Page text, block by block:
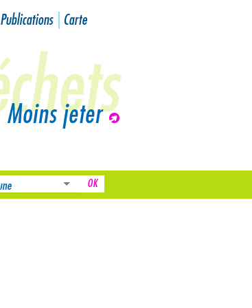
Publications Carte
Moins jeter